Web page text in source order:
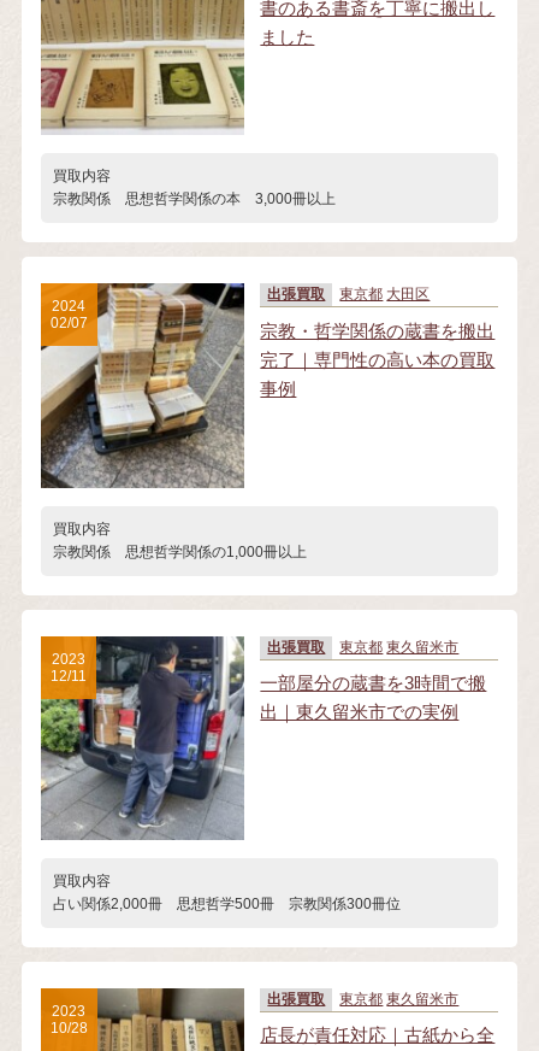
書のある書斎を丁寧に搬出し
ました
買取内容
宗教関係 思想哲学関係の本 3,000冊以上
出張買取 東京都 大田区
宗教・哲学関係の蔵書を搬出
完了｜専門性の高い本の買取
事例
買取内容
宗教関係 思想哲学関係の1,000冊以上
2024
02/07
出張買取 東京都 東久留米市
一部屋分の蔵書を3時間で搬
出｜東久留米市での実例
買取内容
占い関係2,000冊 思想哲学500冊 宗教関係300冊位
2023
12/11
出張買取 東京都 東久留米市
店長が責任対応｜古紙から全
2023
10/28